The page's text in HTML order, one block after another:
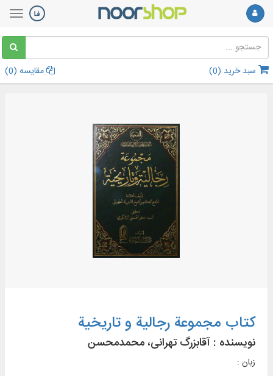
سبد خرید (0
) مقایسه (0
)
کتاب مجموعة رجالیة و تاریخیة
نویسنده : آقابزرگ تهرانی، محمدمحسن
زبان :